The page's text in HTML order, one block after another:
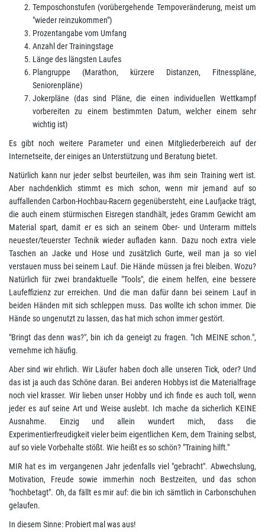
Temposchonstufen (vorübergehende Tempoveränderung, meist um
"wieder reinzukommen")
Prozentangabe vom Umfang
Anzahl der Trainingstage
Länge des längsten Laufes
Plangruppe (Marathon, kürzere Distanzen, Fitnesspläne,
Seniorenpläne)
Jokerpläne (das sind Pläne, die einen individuellen Wettkampf
vorbereiten zu einem bestimmten Datum, welcher einem sehr
wichtig ist)
Es gibt noch weitere Parameter und einen Mitgliederbereich auf der
Internetseite, der einiges an Unterstützung und Beratung bietet.
Natürlich kann nur jeder selbst beurteilen, was ihm sein Training wert ist.
Aber nachdenklich stimmt es mich schon, wenn mir jemand auf so
auffallenden Carbon-Hochbau-Racern gegenübersteht, eine Laufjacke trägt,
die auch einem stürmischen Eisregen standhält, jedes Gramm Gewicht am
Material spart, damit er es sich an seinem Ober- und Unterarm mittels
neuester/teuerster Technik wieder aufladen kann. Dazu noch extra viele
Taschen an Jacke und Hose und zusätzlich Gurte, weil man ja so viel
verstauen muss bei seinem Lauf. Die Hände müssen ja frei bleiben. Wozu?
Natürlich für zwei brandaktuelle "Tools", die einem helfen, eine bessere
Laufeffizienz zur erreichen. Und die man dafür dann bei seinem Lauf in
beiden Händen mit sich schleppen muss. Das wollte ich schon immer. Die
Hände so ungenutzt zu lassen, das hat mich schon immer gestört.
"Bringt das denn was?", bin ich da geneigt zu fragen. "Ich MEINE schon.",
vernehme ich häufig.
Aber sind wir ehrlich. Wir Läufer haben doch alle unseren Tick, oder? Und
das ist ja auch das Schöne daran. Bei anderen Hobbys ist die Materialfrage
noch viel krasser. Wir lieben unser Hobby und ich finde es auch toll, wenn
jeder es auf seine Art und Weise auslebt. Ich mache da sicherlich KEINE
Ausnahme. Einzig und allein wundert mich, dass die
Experimentierfreudigkeit vieler beim eigentlichen Kern, dem Training selbst,
auf so viele Vorbehalte stößt. Wie heißt es so schön? "Training hilft."
MIR hat es im vergangenen Jahr jedenfalls viel "gebracht". Abwechslung,
Motivation, Freude sowie immerhin noch Bestzeiten, und das schon
"hochbetagt". Oh, da fällt es mir auf: die bin ich sämtlich in Carbonschuhen
gelaufen.
In diesem Sinne: Probiert mal was aus!